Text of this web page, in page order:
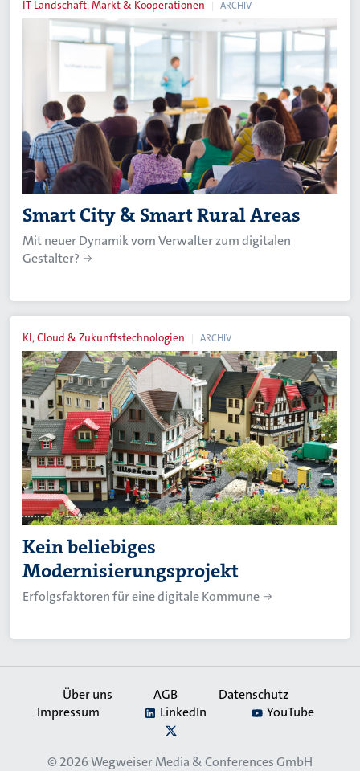
IT-Landschaft, Markt & Kooperationen ARCHIV
Smart City & Smart Rural Areas
Mit neuer Dynamik vom Verwalter zum digitalen
Gestalter?
KI, Cloud & Zukunftstechnologien ARCHIV
Kein beliebiges
Modernisierungsprojekt
Erfolgsfaktoren für eine digitale Kommune
Secondary
Über uns AGB
Datenschutz
Impressum
LinkedIn
YouTube
© 2026Wegweiser Media & Conferences GmbH